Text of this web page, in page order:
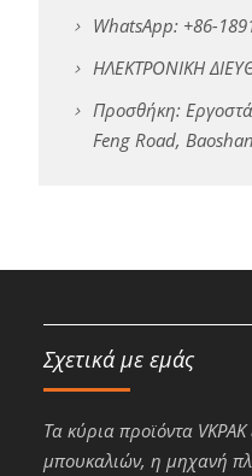
WhatsApp: +86-
ΗΛΕΚΤΡΟΝΙΚΗ
Προσθήκη:
Feng Road,
Σχετικά με εμάς
Τα κύρια προϊόντα
μπουκαλιών, η μηχανή